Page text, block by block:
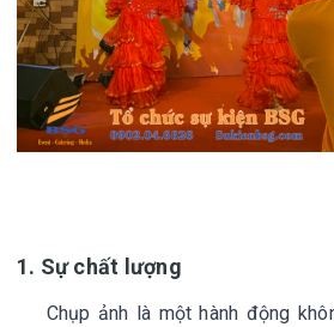
1. Sự chất lượng
Chụp ảnh là một hành động